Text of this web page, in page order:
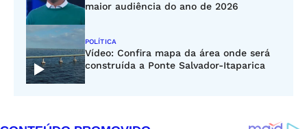
maior audiência do ano de 2026
POLÍTICA
Vídeo: Confira mapa da área onde será
construída a Ponte Salvador-Itaparica